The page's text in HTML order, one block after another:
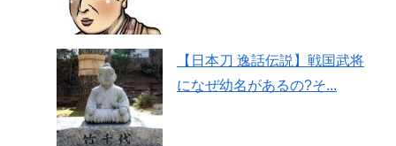
【日本刀 逸話伝説】戦国武将
になぜ幼名があるの?そ...